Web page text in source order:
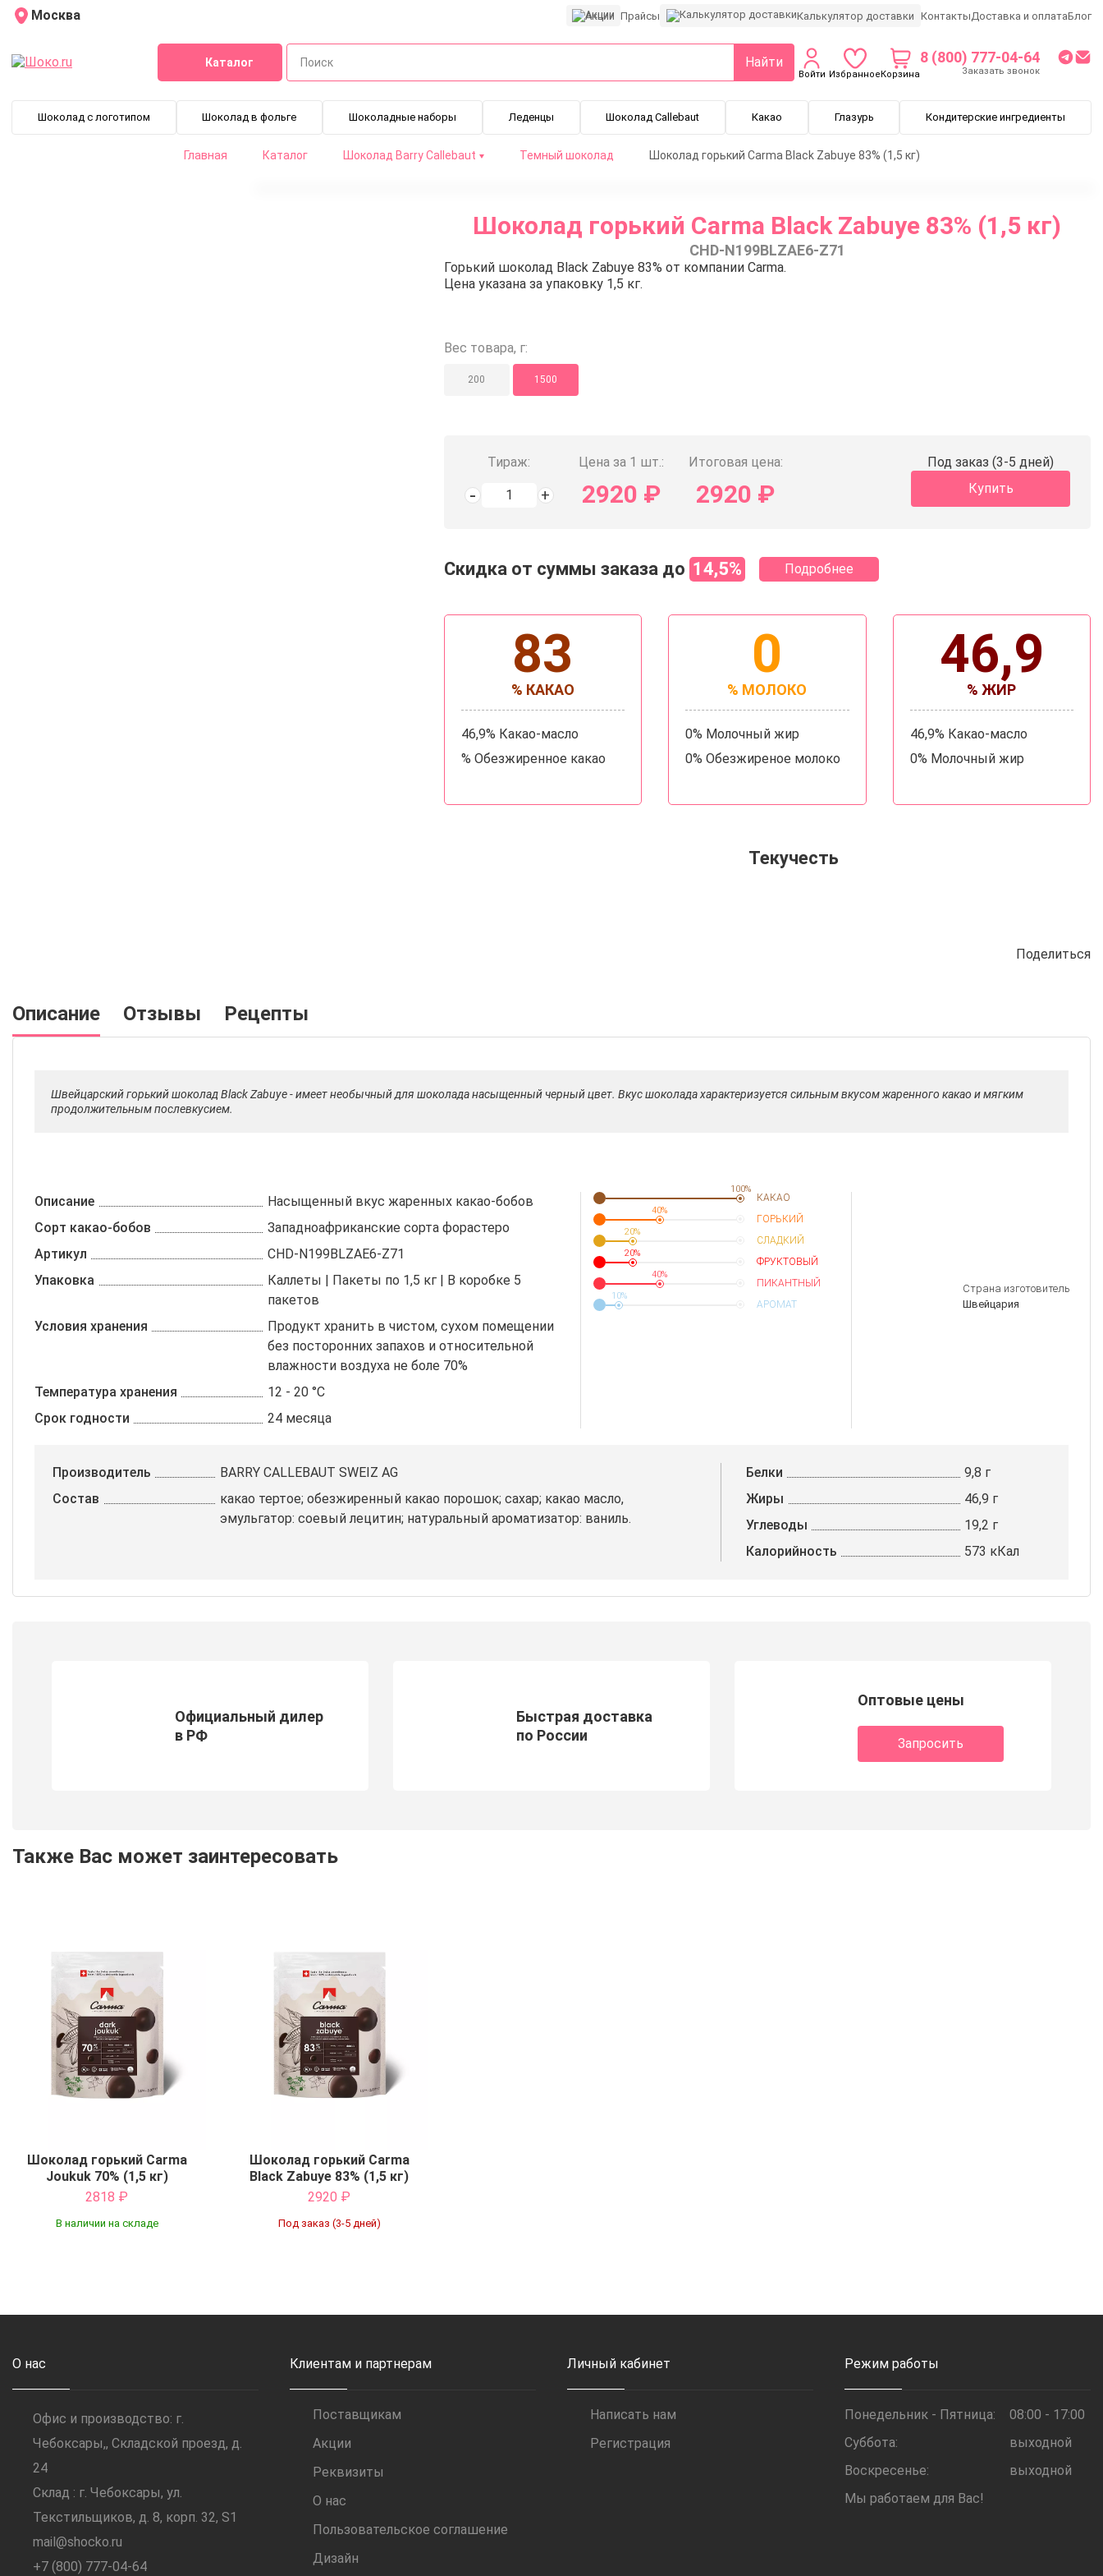
Москва Акции Прайсы Калькулятор доставки КонтактыДоставка и оплатаБлог
Каталог Найти
Войти ИзбранноеКорзина
8 (800) 777-04-64
Заказать звонок
Шоколад с логотипом Шоколад в фольге Шоколадные наборы Леденцы Шоколад Callebaut Какао Глазурь Кондитерские ингредиенты
Главная Каталог Шоколад Barry Callebaut Темный шоколад Шоколад горький Carma Black Zabuye 83% (1,5 кг)
Шоколад горький Carma Black Zabuye 83% (1,5 кг)
CHD-N199BLZAE6-Z71
Горький шоколад Black Zabuye 83% от компании Carma.
Цена указана за упаковку 1,5 кг.
Вес товара, г:
200 1500
Тираж: Цена за 1 шт.:
2920 ₽
Итоговая цена:
2920 ₽
Под заказ (3-5 дней)
Купить
Скидка от суммы заказа до 14,5% Подробнее
83
% КАКАО
46,9% Какао-масло
% Обезжиренное какао
0
% МОЛОКО
0% Молочный жир
0% Обезжиреное молоко
46,9
% ЖИР
46,9% Какао-масло
0% Молочный жир
Текучесть
Поделиться
Описание Отзывы Рецепты
Швейцарский горький шоколад Black Zabuye - имеет необычный для шоколада насыщенный черный цвет. Вкус шоколада характеризуется сильным вкусом жаренного какао и мягким
продолжительным послевкусием.
Описание
Насыщенный вкус жаренных какао-бобов
Сорт какао-бобов
Западноафриканские сорта форастеро
Артикул
CHD-N199BLZAE6-Z71
Упаковка
Каллеты | Пакеты по 1,5 кг | В коробке 5
пакетов
Условия хранения
Продукт хранить в чистом, сухом помещении
без посторонних запахов и относительной
влажности воздуха не боле 70%
Температура хранения
12 - 20 °C
Срок годности
24 месяца
100%
КАКАО
40%
ГОРЬКИЙ
20%
СЛАДКИЙ
20%
ФРУКТОВЫЙ
40%
ПИКАНТНЫЙ
10%
АРОМАТ
Страна изготовитель
Швейцария
Производитель
BARRY CALLEBAUT SWEIZ AG
Состав
какао тертое; обезжиренный какао порошок; сахар; какао масло,
эмульгатор: соевый лецитин; натуральный ароматизатор: ваниль.
Белки
9,8 г
Жиры
46,9 г
Углеводы
19,2 г
Калорийность
573 кКал
Официальный дилер
в РФ
Быстрая доставка
по России
Оптовые цены
Запросить
Также Вас может заинтересовать
Шоколад горький Carma
Joukuk 70% (1,5 кг)
2818 ₽
В наличии на складе
Шоколад горький Carma
Black Zabuye 83% (1,5 кг)
2920 ₽
Под заказ (3-5 дней)
О нас
Офис и производство: г.
Чебоксары,, Складской проезд, д.
24
Склад : г. Чебоксары, ул.
Текстильщиков, д. 8, корп. 32, S1
mail@shocko.ru
+7 (800) 777-04-64
Клиентам и партнерам
Поставщикам
Акции
Реквизиты
О нас
Пользовательское соглашение
Дизайн
Личный кабинет
Написать нам
Регистрация
Режим работы
Понедельник - Пятница:
08:00 - 17:00
Суббота:
выходной
Воскресенье:
выходной
Мы работаем для Вас!